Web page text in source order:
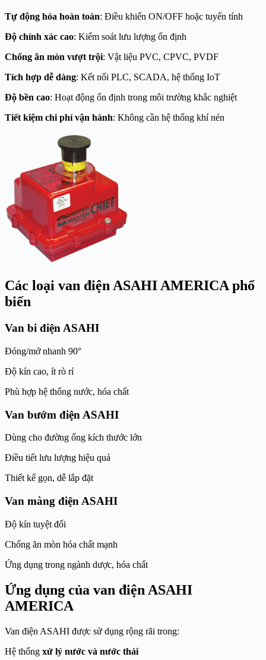
Tự động hóa hoàn toàn: Điều khiển ON/OFF hoặc tuyến tính
Độ chính xác cao: Kiểm soát lưu lượng ổn định
Chống ăn mòn vượt trội: Vật liệu PVC, CPVC, PVDF
Tích hợp dễ dàng: Kết nối PLC, SCADA, hệ thống IoT
Độ bền cao: Hoạt động ổn định trong môi trường khắc nghiệt
Tiết kiệm chi phí vận hành: Không cần hệ thống khí nén
Các loại van điện ASAHI AMERICA phổ
biến
Van bi điện ASAHI
Đóng/mở nhanh 90°
Độ kín cao, ít rò rỉ
Phù hợp hệ thống nước, hóa chất
Van bướm điện ASAHI
Dùng cho đường ống kích thước lớn
Điều tiết lưu lượng hiệu quả
Thiết kế gọn, dễ lắp đặt
Van màng điện ASAHI
Độ kín tuyệt đối
Chống ăn mòn hóa chất mạnh
Ứng dụng trong ngành dược, hóa chất
Ứng dụng của van điện ASAHI
AMERICA
Van điện ASAHI được sử dụng rộng rãi trong:
Hệ thống xử lý nước và nước thải